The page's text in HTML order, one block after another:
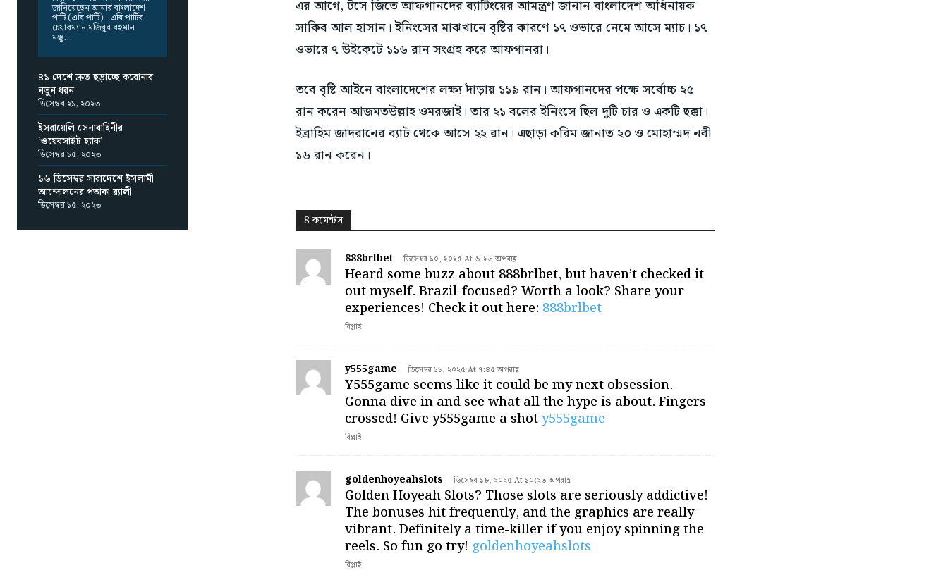
জানিয়েছেন আমার বাংলাদেশ
পার্টি (এবি পার্টি)। এবি পার্টির
চেয়ারম্যান মজিবুর রহমান
মঞ্জু...
৪১ দেশে দ্রুত ছড়াচ্ছে করোনার
নতুন ধরন
ডিসেম্বর ২১, ২০২৩
ইসরায়েলি সেনাবাহিনীর
‘ওয়েবসাইট হ্যাক’
ডিসেম্বর ১৫, ২০২৩
১৬ ডিসেম্বর সারাদেশে ইসলামী
আন্দোলনের পতাকা র‌্যালী
ডিসেম্বর ১৫, ২০২৩
এর আগে, টসে জিতে আফগানদের ব্যাটিংয়ের আমন্ত্রণ জানান বাংলাদেশ অধিনায়ক
সাকিব আল হাসান। ইনিংসের মাঝখানে বৃষ্টির কারণে ১৭ ওভারে নেমে আসে ম্যাচ। ১৭
ওভারে ৭ উইকেটে ১১৬ রান সংগ্রহ করে আফগানরা।
তবে বৃষ্টি আইনে বাংলাদেশের লক্ষ্য দাঁড়ায় ১১৯ রান। আফগানদের পক্ষে সর্বোচ্চ ২৫
রান করেন আজমতউল্লাহ ওমরজাই। তার ২১ বলের ইনিংসে ছিল দুটি চার ও একটি ছক্কা।
ইব্রাহিম জাদরানের ব্যাট থেকে আসে ২২ রান। এছাড়া করিম জানাত ২০ ও মোহাম্মদ নবী
১৬ রান করেন।
8 কমেন্টস
888brlbet ডিসেম্বর ১০, ২০২৫ At ৬:২৩ অপরাহ্ণ
Heard some buzz about 888brlbet, but haven’t checked it
out myself. Brazil-focused? Worth a look? Share your
experiences! Check it out here: 888brlbet
রিপ্লাই
y555game ডিসেম্বর ১১, ২০২৫ At ৭:৪৫ অপরাহ্ণ
Y555game seems like it could be my next obsession.
Gonna dive in and see what all the hype is about. Fingers
crossed! Give y555game a shoty555game
রিপ্লাই
goldenhoyeahslots ডিসেম্বর ১৮, ২০২৫ At ১০:২৩ অপরাহ্ণ
Golden Hoyeah Slots? Those slots are seriously addictive!
The bonuses hit frequently, and the graphics are really
vibrant. Definitely a time-killer if you enjoy spinning the
reels. So fun go try! goldenhoyeahslots
রিপ্লাই